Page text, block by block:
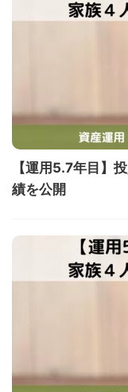
【運用5.7年目】
績を公開